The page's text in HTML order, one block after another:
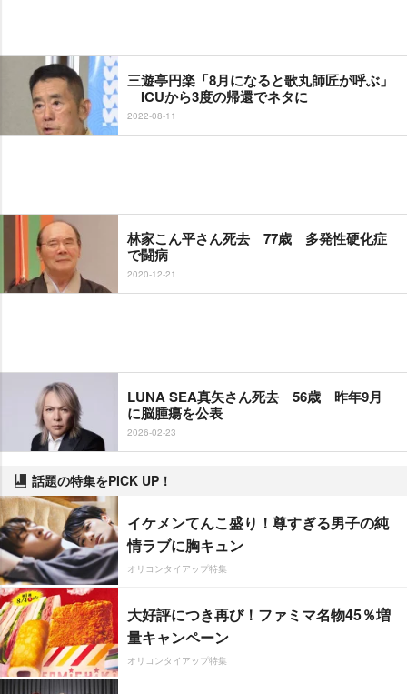
三遊亭円楽「8月になると歌丸師匠が呼ぶ」
ICUから3度の帰還でネタに
2022-08-11
林家こん平さん死去 77歳 多発性硬化症
で闘病
2020-12-21
LUNA SEA真矢さん死去 56歳 昨年9月
に脳腫瘍を公表
2026-02-23
話題の特集をPICK UP！
イケメンてんこ盛り！尊すぎる男子の純
情ラブに胸キュン
オリコンタイアップ特集
大好評につき再び！ファミマ名物45％増
量キャンペーン
オリコンタイアップ特集